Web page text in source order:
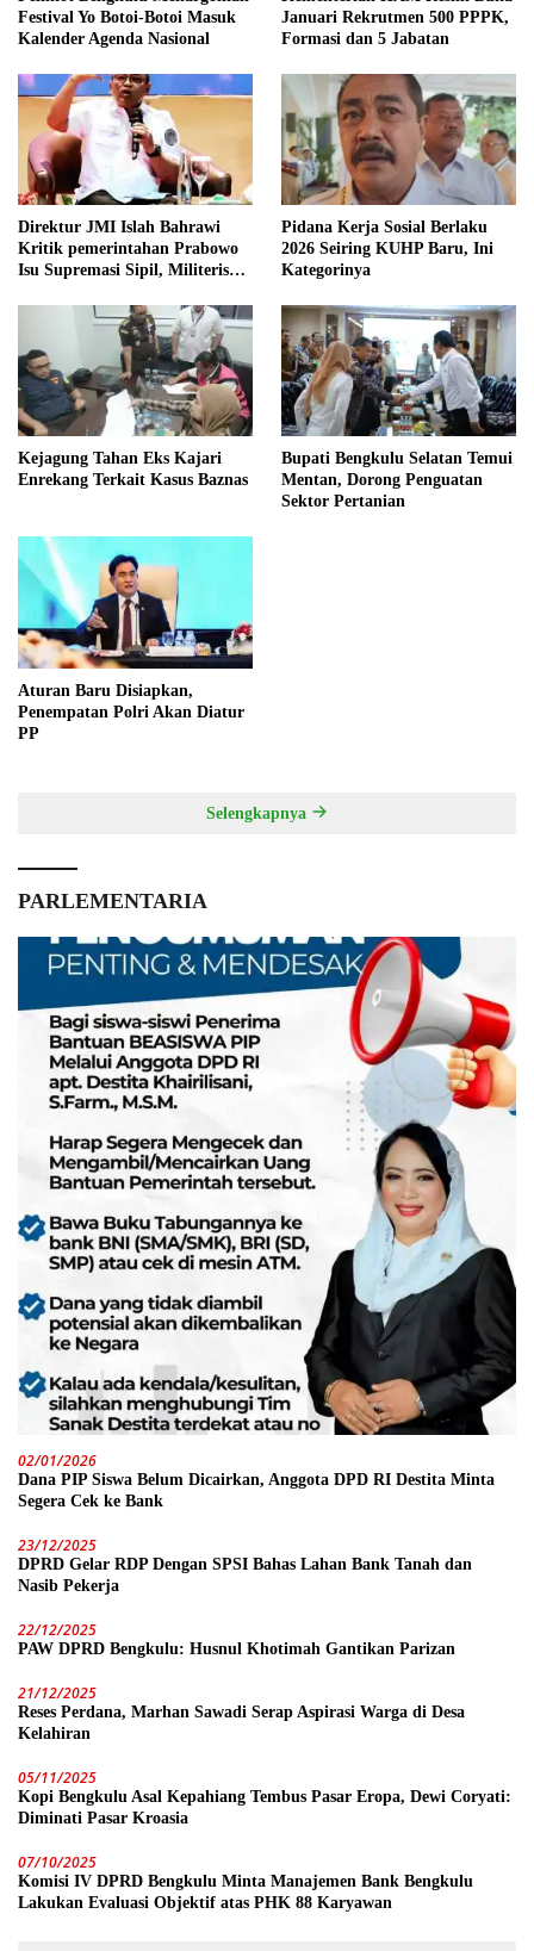
Festival Yo Botoi-Botoi Masuk
Kalender Agenda Nasional
Januari Rekrutmen 500 PPPK,
Formasi dan 5 Jabatan
Direktur JMI Islah Bahrawi
Kritik pemerintahan Prabowo
Isu Supremasi Sipil, Militerisasi,
Pidana Kerja Sosial Berlaku
2026 Seiring KUHP Baru, Ini
Kategorinya
Kejagung Tahan Eks Kajari
Enrekang Terkait Kasus Baznas
Bupati Bengkulu Selatan Temui
Mentan, Dorong Penguatan
Sektor Pertanian
Aturan Baru Disiapkan,
Penempatan Polri Akan Diatur
PP
Selengkapnya
PARLEMENTARIA
02/01/2026
Dana PIP Siswa Belum Dicairkan, Anggota DPD RI Destita Minta
Segera Cek ke Bank
23/12/2025
DPRD Gelar RDP Dengan SPSI Bahas Lahan Bank Tanah dan
Nasib Pekerja
22/12/2025
PAW DPRD Bengkulu: Husnul Khotimah Gantikan Parizan
21/12/2025
Reses Perdana, Marhan Sawadi Serap Aspirasi Warga di Desa
Kelahiran
05/11/2025
Kopi Bengkulu Asal Kepahiang Tembus Pasar Eropa, Dewi Coryati:
Diminati Pasar Kroasia
07/10/2025
Komisi IV DPRD Bengkulu Minta Manajemen Bank Bengkulu
Lakukan Evaluasi Objektif atas PHK 88 Karyawan